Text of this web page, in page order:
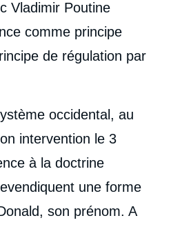
Vladimir Poutine
comme principe
de régulation par
occidental, au
intervention le 3
à la doctrine
une forme
son prénom. A